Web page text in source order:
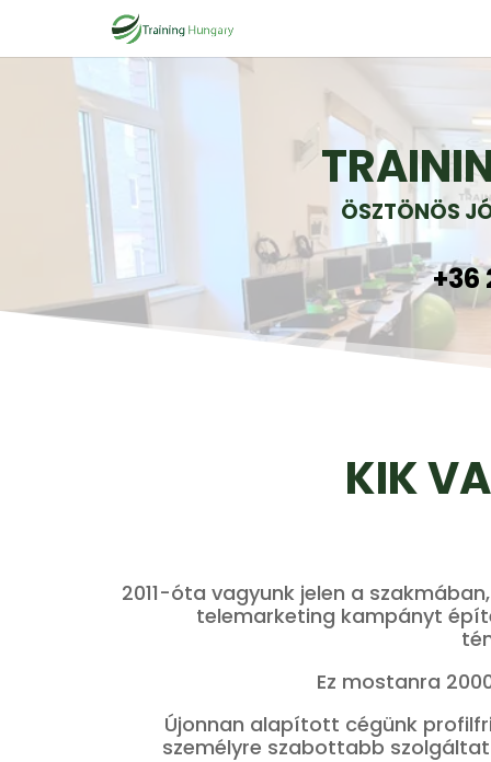
ÖSZTÖNÖS
+36
KIK
2011-óta vagyunk jelen a
telemarketing kampányt
Ez mostanra
Újonnan alapított cégünk
személyre szabottabb